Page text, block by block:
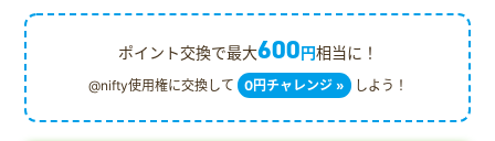
ポイント交換で最大600円相当に！
@nifty使用権に交換して 0円チャレンジ » しよう！